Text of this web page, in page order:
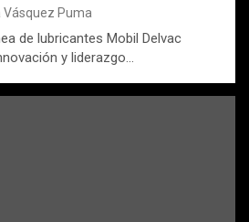
Vásquez Puma
de lubricantes Mobil Delvac
y liderazgo…